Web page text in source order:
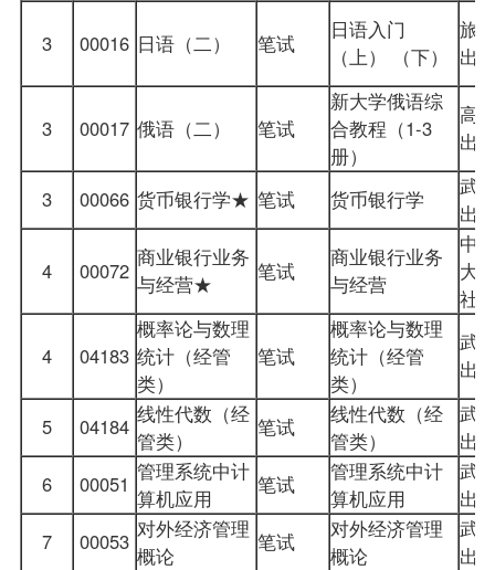
3 00016 日语（二） 笔试
日语入门
（上） （下）
旅
出
3 00017 俄语（二） 笔试
新大学俄语综
合教程（1-3
册）
高
出
3 00066 货币银行学★ 笔试 货币银行学
武
出
4 00072
商业银行业务
与经营★
笔试
商业银行业务
与经营
中
大
社
4 04183
概率论与数理
统计（经管
类）
笔试
概率论与数理
统计（经管
类）
武
出
5 04184 线性代数（经
管类）
笔试
线性代数（经
管类）
武
出
6
00051 管理系统中计
算机应用
笔试
管理系统中计
算机应用
武
出
7
00053 对外经济管理
概论
笔试
对外经济管理
概论
武
出